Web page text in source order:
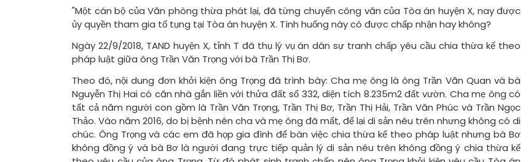
"Một cán bộ của Văn phòng thừa phát lại, đã từng chuyển công văn của Tòa án huyện X, nay được
ủy quyền tham gia tố tụng tại Tòa án huyện X. Tình huống này có được chấp nhận hay không?
Ngày 22/9/2018, TAND huyện X, tỉnh T đã thụ lý vụ án dân sự tranh chấp yêu cầu chia thừa kế theo
pháp luật giữa ông Trần Văn Trọng với bà Trần Thị Bơ.
Theo đó, nội dung đơn khởi kiện ông Trọng đã trình bày: Cha mẹ ông là ông Trần Văn Quan và bà
Nguyễn Thị Hai có căn nhà gắn liền với thửa đất số 332, diện tích 8.235m2 đất vườn. Cha mẹ ông có
tất cả năm người con gồm là Trần Văn Trọng, Trần Thị Bơ, Trần Thị Hải, Trần Văn Phúc và Trần Ngọc
Thảo. Vào năm 2016, do bị bệnh nên cha và mẹ ông đã mất, để lại di sản nêu trên nhưng không có di
chúc. Ông Trọng và các em đã họp gia đình để bàn việc chia thừa kế theo pháp luật nhưng bà Bơ
không đồng ý và bà Bơ là người đang trực tiếp quản lý di sản nêu trên không đồng ý chia thừa kế